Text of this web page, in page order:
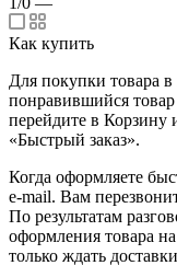
Как купить
Для покупки товара
понравившийся товар
перейдите в Корзину
«Быстрый заказ».
Когда оформляете
e-mail. Вам
По результатам
оформления товара
только ждать